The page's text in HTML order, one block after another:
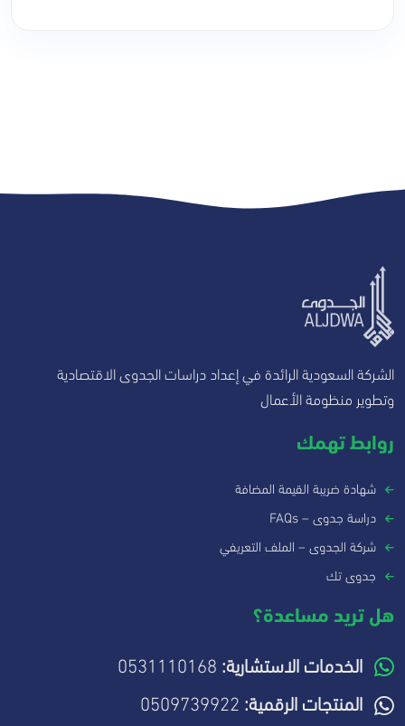
الشركة السعودية الرائدة في إعداد دراسات الجدوى الاقتصادية
وتطوير منظومة الأعمال
روابط تهمك
شهادة ضريبة القيمة المضافة
دراسة جدوى – FAQs
شركة الجدوى – الملف التعريفي
جدوى تك
هل تريد مساعدة؟
الخدمات الاستشارية:
المنتجات الرقمية: